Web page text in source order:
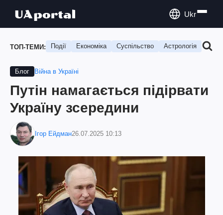
Ukr
ТОП-ТЕМИ: Події Економіка Суспільство Астрологія
Блог Війна в Україні
Путін намагається підірвати
Україну зсередини
Ігор Ейдман26.07.2025 10:13